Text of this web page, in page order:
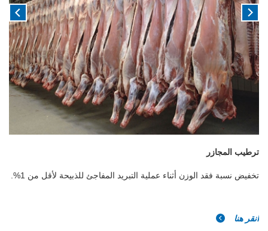
ترطيب المجازر
تخفيض نسبة فقد الوزن أثناء عملية التبريد المفاجئ للذبيحة لأقل من 1%.
انقر هنا